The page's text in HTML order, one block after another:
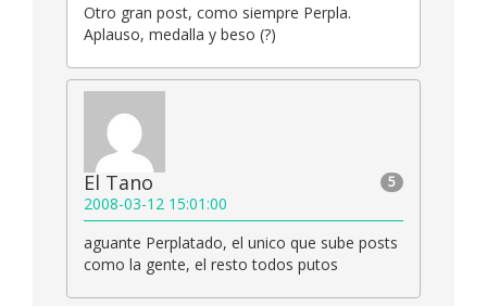
Otro gran post, como siempre Perpla.
Aplauso, medalla y beso (?)
5
El Tano
2008-03-12 15:01:00
aguante Perplatado, el unico que sube posts
como la gente, el resto todos putos